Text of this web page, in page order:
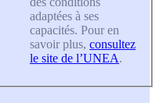
adaptées à ses
capacités. Pour en
savoir plus, consultez
le site de l’UNEA.